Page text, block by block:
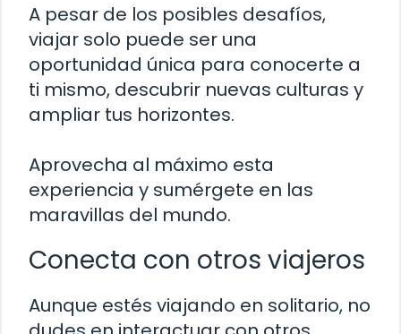
A pesar de los posibles desafíos,
viajar solo puede ser una
oportunidad única para conocerte a
ti mismo, descubrir nuevas culturas y
ampliar tus horizontes.
Aprovecha al máximo esta
experiencia y sumérgete en las
maravillas del mundo.
Conecta con otros viajeros
Aunque estés viajando en solitario, no